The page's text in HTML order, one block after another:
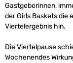
Gastgeberinnen,
der Girls Baskets die
Viertelergebnis hin.
Die Viertelpause
Wochenendes